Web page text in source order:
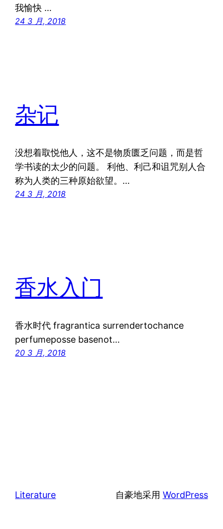
我愉快 …
24 3 月, 2018
杂记
没想着取悦他人，这不是物质匮乏问题，而是哲
学书读的太少的问题。 利他、利己和诅咒别人合
称为人类的三种原始欲望。…
24 3 月, 2018
香水入门
香水时代 fragrantica surrendertochance
perfumeposse basenot…
20 3 月, 2018
Literature 自豪地采用 WordPress